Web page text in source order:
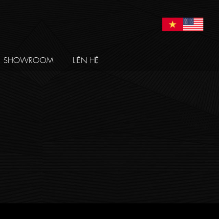
SHOWROOM LIÊN HỆ